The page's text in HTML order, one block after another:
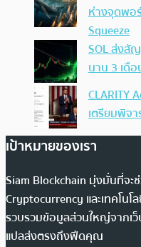
ห่างจุดพอ
Squeeze
SOL ส่งสั
นาน 3 เดื
CLARITY
เตรียมพิจ
เป้าหมายของเรา
Siam Blockchain มุ่งมั่นที่จะ
Cryptocurrency และเทคโนโ
รวบรวมข้อมูลส่วนใหญ่จากเว็
แปลส่งตรงถึงฟีดคุณ